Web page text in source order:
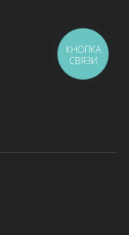
КНОПКА
СВЯЗИ